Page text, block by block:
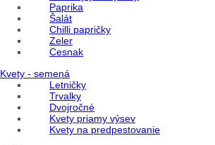
Paprika
Šalát
Chilli papričky
Zeler
Cesnak
Kvety - semená
Letničky
Trvalky
Dvojročné
Kvety priamy výsev
Kvety na predpestovanie